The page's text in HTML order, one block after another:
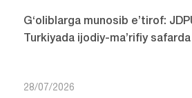
G‘oliblarga munosib e’tirof:
Turkiyada ijodiy-ma’rifiy safarda
28/07/2026